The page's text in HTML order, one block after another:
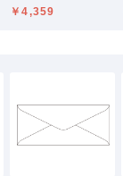
￥4,359